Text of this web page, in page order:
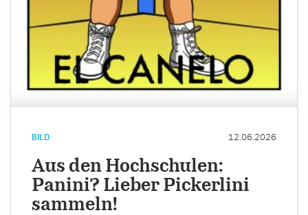
BILD 12.06.2026
Aus den Hochschulen:
Panini? Lieber Pickerlini
sammeln!